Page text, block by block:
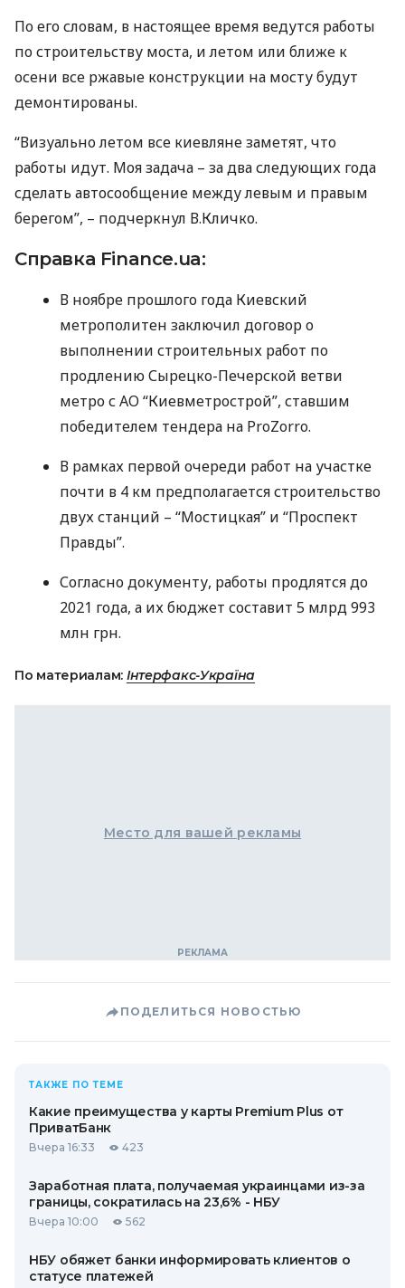
По его словам, в настоящее время ведутся работы
по строительству моста, и летом или ближе к
осени все ржавые конструкции на мосту будут
демонтированы.
“Визуально летом все киевляне заметят, что
работы идут. Моя задача – за два следующих года
сделать автосообщение между левым и правым
берегом”, – подчеркнул В.Кличко.
Справка Finance.ua:
В ноябре прошлого года Киевский
метрополитен заключил договор о
выполнении строительных работ по
продлению Сырецко-Печерской ветви
метро с АО “Киевметрострой”, ставшим
победителем тендера на ProZorro.
В рамках первой очереди работ на участке
почти в 4 км предполагается строительство
двух станций – “Мостицкая” и “Проспект
Правды”.
Согласно документу, работы продлятся до
2021 года, а их бюджет составит 5 млрд 993
млн грн.
По материалам: Інтерфакс-Україна
Место для вашей рекламы
ПОДЕЛИТЬСЯ НОВОСТЬЮ
ТАКЖЕ ПО ТЕМЕ
Какие преимущества у карты Premium Plus от
ПриватБанк
Вчера 16:33 423
Заработная плата, получаемая украинцами из-за
границы, сократилась на 23,6% - НБУ
Вчера 10:00 562
НБУ обяжет банки информировать клиентов о
статусе платежей